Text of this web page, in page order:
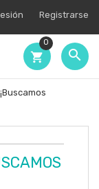
Registrarse

shopping_cart
0